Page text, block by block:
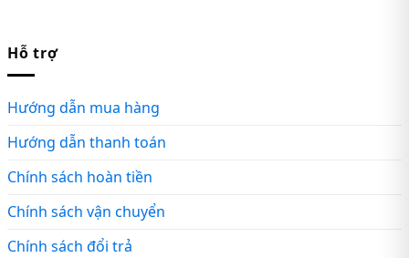
Hỗ trợ
Hướng dẫn mua hàng
Hướng dẫn thanh toán
Chính sách hoàn tiền
Chính sách vận chuyển
Chính sách đổi trả